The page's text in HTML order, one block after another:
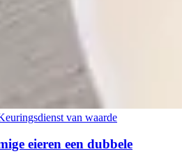
van waarde
eieren een dubbele